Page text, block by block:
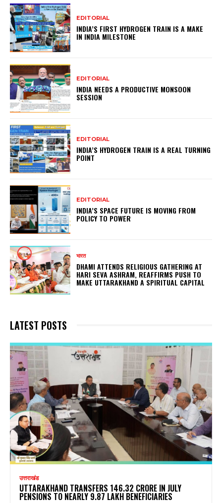
EDITORIAL
INDIA’S FIRST HYDROGEN TRAIN IS A MAKE
IN INDIA MILESTONE
EDITORIAL
INDIA NEEDS A PRODUCTIVE MONSOON
SESSION
EDITORIAL
INDIA’S HYDROGEN TRAIN IS A REAL TURNING
POINT
EDITORIAL
INDIA’S SPACE FUTURE IS MOVING FROM
POLICY TO POWER
भारत
DHAMI ATTENDS RELIGIOUS GATHERING AT
HARI SEVA ASHRAM, REAFFIRMS PUSH TO
MAKE UTTARAKHAND A SPIRITUAL CAPITAL
LATEST POSTS
उत्तराखंड
UTTARAKHAND TRANSFERS ₹146.32 CRORE IN JULY
PENSIONS TO NEARLY 9.87 LAKH BENEFICIARIES